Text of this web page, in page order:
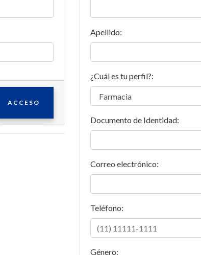
ACCESO
Apellido:
¿Cuál es tu perfil?:
Documento de Identidad:
Correo electrónico:
Teléfono:
Género: